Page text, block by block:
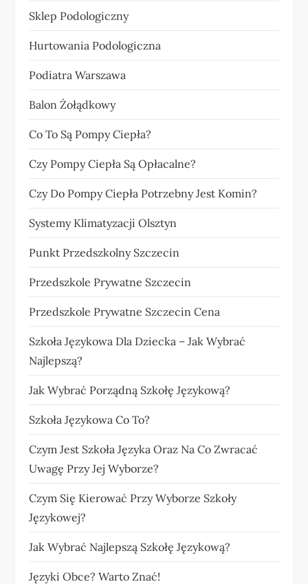
Sklep Podologiczny
Hurtowania Podologiczna
Podiatra Warszawa
Balon Żołądkowy
Co To Są Pompy Ciepła?
Czy Pompy Ciepła Są Opłacalne?
Czy Do Pompy Ciepła Potrzebny Jest Komin?
Systemy Klimatyzacji Olsztyn
Punkt Przedszkolny Szczecin
Przedszkole Prywatne Szczecin
Przedszkole Prywatne Szczecin Cena
Szkoła Językowa Dla Dziecka – Jak Wybrać
Najlepszą?
Jak Wybrać Porządną Szkołę Językową?
Szkoła Językowa Co To?
Czym Jest Szkoła Języka Oraz Na Co Zwracać
Uwagę Przy Jej Wyborze?
Czym Się Kierować Przy Wyborze Szkoły
Językowej?
Jak Wybrać Najlepszą Szkołę Językową?
Języki Obce? Warto Znać!